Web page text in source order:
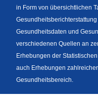
in Form von übersichtlichen
Gesundheitsdaten und
verschiedenen Quellen an
Erhebungen der
auch Erhebungen
Gesundheitsbereich.